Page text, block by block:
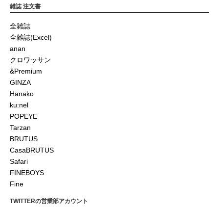
雑誌 注文書
全雑誌
全雑誌(Excel)
anan
クロワッサン
&Premium
GINZA
Hanako
ku:nel
POPEYE
Tarzan
BRUTUS
CasaBRUTUS
Safari
FINEBOYS
Fine
TWITTERの営業部アカウント